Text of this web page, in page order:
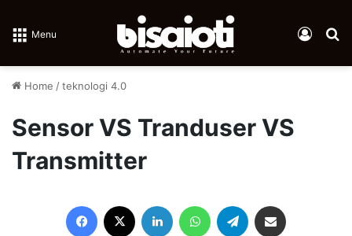
Menu Log In
Home /teknologi 4.0
Sensor VS Tranduser VS
Transmitter
Facebook LinkedIn WhatsAppTelegram